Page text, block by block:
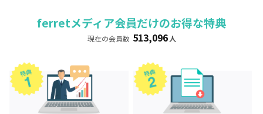
ferretメディア会員だけのお得な特典
現在の会員数 513,096 人